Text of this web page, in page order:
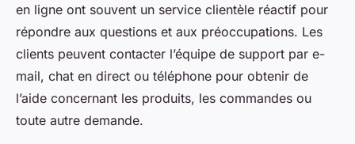
en ligne ont souvent un service clientèle réactif pour
répondre aux questions et aux préoccupations. Les
clients peuvent contacter l’équipe de support par e-
mail, chat en direct ou téléphone pour obtenir de
l’aide concernant les produits, les commandes ou
toute autre demande.